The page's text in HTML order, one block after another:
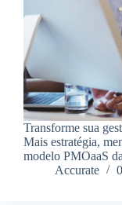
Transforme sua
Mais estratégia,
modelo PMOaaS
Accurate